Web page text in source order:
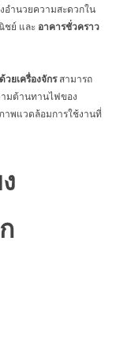
อำนวยความสะดวกใน
ชย์ และ อาคารชั่วคราว
ยเครื่องจักรสามารถ
ามต้านทานไฟของ
าพแวดล้อมการใช้งานที่